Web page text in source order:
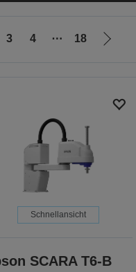
3 4 ⋯ 18
Zur
Schnellansicht
SCARA T6-B